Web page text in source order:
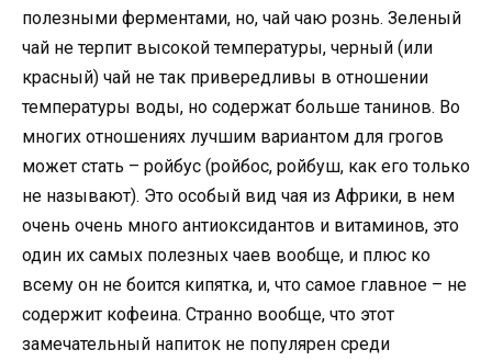
полезными ферментами, но, чай чаю рознь. Зеленый
чай не терпит высокой температуры, черный (или
красный) чай не так привередливы в отношении
температуры воды, но содержат больше танинов. Во
многих отношениях лучшим вариантом для грогов
может стать – ройбус (ройбос, ройбуш, как его только
не называют). Это особый вид чая из Африки, в нем
очень очень много антиоксидантов и витаминов, это
один их самых полезных чаев вообще, и плюс ко
всему он не боится кипятка, и, что самое главное – не
содержит кофеина. Странно вообще, что этот
замечательный напиток не популярен среди